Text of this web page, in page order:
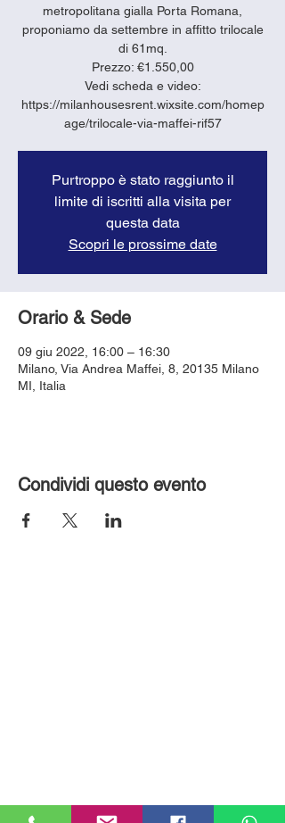
metropolitana gialla Porta Romana,
proponiamo da settembre in affitto trilocale
di 61mq.
Prezzo: €1.550,00
Vedi scheda e video:
https://milanhousesrent.wixsite.com/homep
age/trilocale-via-maffei-rif57
Purtroppo è stato raggiunto il
limite di iscritti alla visita per
questa data
Scopri le prossime date
Orario & Sede
09 giu 2022, 16:00 – 16:30
Milano, Via Andrea Maffei, 8, 20135 Milano
MI, Italia
Condividi questo evento